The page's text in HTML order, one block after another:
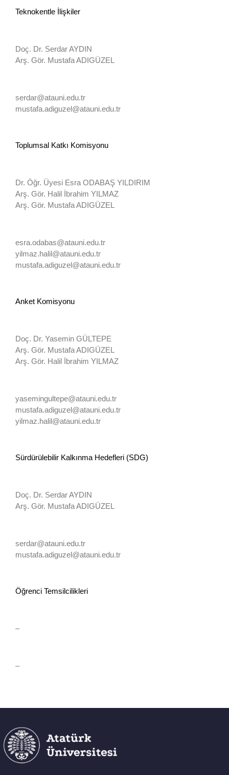
Teknokentle İlişkiler
Doç. Dr. Serdar AYDIN
Arş. Gör. Mustafa ADIGÜZEL
serdar@atauni.edu.tr
mustafa.adiguzel@atauni.edu.tr
Toplumsal Katkı Komisyonu
Dr. Öğr. Üyesi Esra ODABAŞ YILDIRIM
Arş. Gör. Halil İbrahim YILMAZ
Arş. Gör. Mustafa ADIGÜZEL
esra.odabas@atauni.edu.tr
yilmaz.halil@atauni.edu.tr
mustafa.adiguzel@atauni.edu.tr
Anket Komisyonu
Doç. Dr. Yasemin GÜLTEPE
Arş. Gör. Mustafa ADIGÜZEL
Arş. Gör. Halil İbrahim YILMAZ
yasemingultepe@atauni.edu.tr
mustafa.adiguzel@atauni.edu.tr
yilmaz.halil@atauni.edu.tr
Sürdürülebilir Kalkınma Hedefleri (SDG)
Doç. Dr. Serdar AYDIN
Arş. Gör. Mustafa ADIGÜZEL
serdar@atauni.edu.tr
mustafa.adiguzel@atauni.edu.tr
Öğrenci Temsilcilikleri
–
–